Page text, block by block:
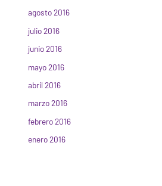
agosto 2016
julio 2016
junio 2016
mayo 2016
abril 2016
marzo 2016
febrero 2016
enero 2016